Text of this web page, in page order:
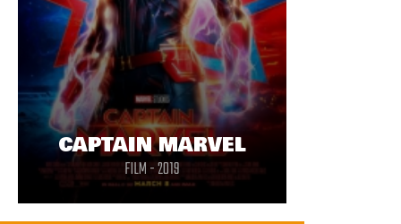
CAPTAIN MARVEL
FILM - 2019